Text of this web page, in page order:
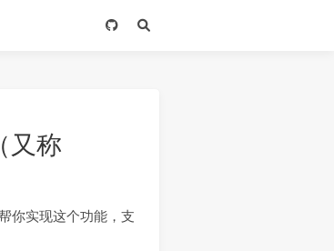
又称
你实现这个功能，支